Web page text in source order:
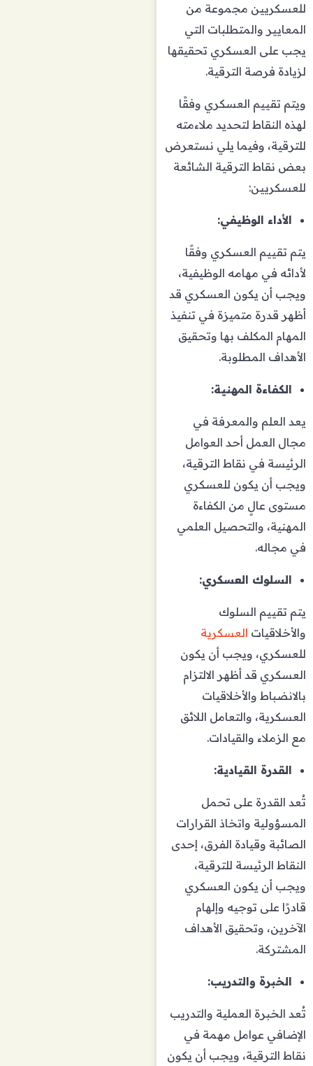
للعسكريين مجموعة من
المعايير والمتطلبات التي
يجب على العسكري تحقيقها
لزيادة فرصة الترقية.
ويتم تقييم العسكري وفقًا
لهذه النقاط لتحديد ملاءمته
للترقية، وفيما يلي نستعرض
بعض نقاط الترقية الشائعة
للعسكريين:
الأداء الوظيفي:
يتم تقييم العسكري وفقًا
لأدائه في مهامه الوظيفية،
ويجب أن يكون العسكري قد
أظهر قدرة متميزة في تنفيذ
المهام المكلف بها وتحقيق
الأهداف المطلوبة.
الكفاءة المهنية:
يعد العلم والمعرفة في
مجال العمل أحد العوامل
الرئيسة في نقاط الترقية،
ويجب أن يكون للعسكري
مستوى عالٍ من الكفاءة
المهنية، والتحصيل العلمي
في مجاله.
السلوك العسكري:
يتم تقييم السلوك
والأخلاقيات العسكرية
للعسكري، ويجب أن يكون
العسكري قد أظهر الالتزام
بالانضباط والأخلاقيات
العسكرية، والتعامل اللائق
مع الزملاء والقيادات.
القدرة القيادية:
تُعد القدرة على تحمل
المسؤولية واتخاذ القرارات
الصائبة وقيادة الفرق، إحدى
النقاط الرئيسة للترقية،
ويجب أن يكون العسكري
قادرًا على توجيه وإلهام
الآخرين، وتحقيق الأهداف
المشتركة.
الخبرة والتدريب:
تُعد الخبرة العملية والتدريب
الإضافي عوامل مهمة في
نقاط الترقية، ويجب أن يكون